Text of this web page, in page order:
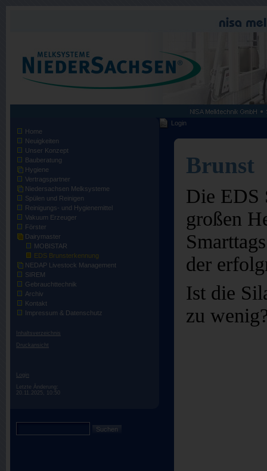
Home
Neuigkeiten
Unser Konzept
Bauberatung
Hygiene
Vertragspartner
Niedersachsen Melksysteme
Spülen und Reinigen
Reinigungs- und Hygienemittel
Vakuum Erzeuger
Förster
Dairymaster
MOBISTAR
EDS Brunsterkennung
NEDAP Livestock Management
SIREM
Gebrauchttechnik
Archiv
Kontakt
Impressum & Datenschutz
Inhaltsverzeichnis
Druckansicht
Login
Letzte Änderung:
20.11.2025, 10:50
Login
Die EDS
großen
der
Ist die
zu